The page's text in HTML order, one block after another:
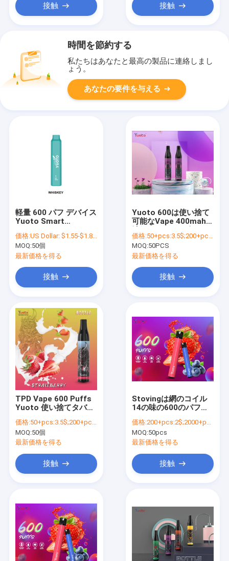
VRショー
企業情報
接触 接触
時間を節約する
私たちはあなたと最高の製品に連絡しまし
ょう。
あなたの要件を与える
軽量 600 パフ デバイス
Yuoto Smart
E Liquid
価格:US Dollar: $1.55-$1.85(1PCS)
MOQ:50個
最新価格を得る
接触
Yuoto 600は使い捨て
可能なVape 400mah電
価格:50+pcs:3.5$;200+pcs:3.4$;1000+pcs:3.3$;10000+pcs:3.2$,
MOQ:50PCS
最新価格を得る
接触
TPD Vape 600 Puffs
Yuoto 使い捨てタバコ
価格:50+pcs:3.5$;200+pcs:3.4$;1000+pcs:3.3$;10000+pcs:3.2$,
MOQ:50個
最新価格を得る
接触
Stovingは網のコイル
14の味の600のパフ
かける
価格:200+pcs:2$;2000+pcs:1.9$;10000+pcs:1.85$;30000+pcs:1.8$；50000+pcs:1.75$
MOQ:50pcs
最新価格を得る
接触